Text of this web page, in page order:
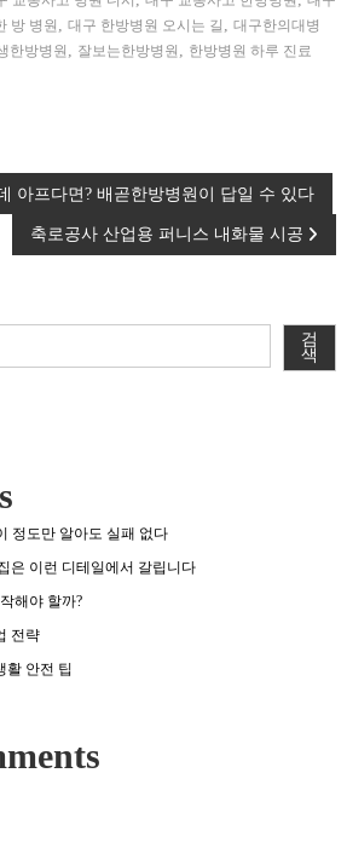
방 병원 , 대구 한방병원 오시는 길 , 대구한의대병
한방병원 , 잘보는한방병원 , 한방병원 하루 진료
아프다면? 배곧한방병원이 답일 수 있다
축로공사 산업용 퍼니스 내화물 시공
검
색
정도만 알아도 실패 없다
은 이런 디테일에서 갈립니다
해야 할까?
전략
활 안전 팁